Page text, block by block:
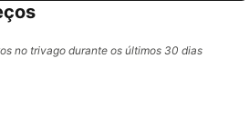
no trivago durante os últimos 30 dias